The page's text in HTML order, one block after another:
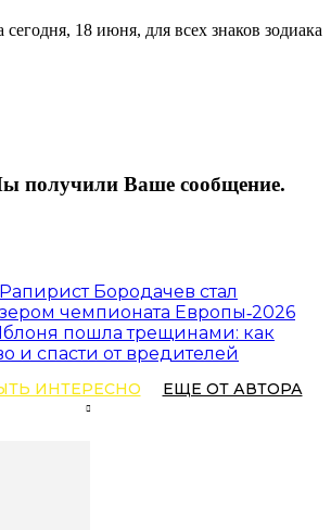
сегодня, 18 июня, для всех знаков зодиака
получили Ваше сообщение.
Рапирист Бородачев стал
чемпионата Европы‑2026
пошла трещинами: как
и спасти от вредителей
ИНТЕРЕСНО ЕЩЕ ОТ АВТОРА